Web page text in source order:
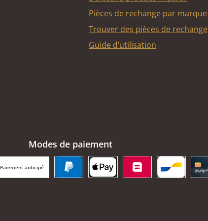
Pièces de rechange par marque
Trouver des pièces de rechange
Guide d’utilisation
Modes de paiement
Paiement anticipé